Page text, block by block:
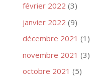
février 2022 (3)
janvier 2022 (9)
décembre 2021 (1)
novembre 2021 (3)
octobre 2021 (5)